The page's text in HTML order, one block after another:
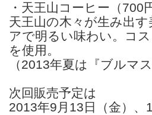
・天王山コーヒー（700
天王山の木々が生み出
アで明るい味わい。コ
を使用。
（2013年夏は『ブルマ
次回販売予定は
2013年9月13日（金）